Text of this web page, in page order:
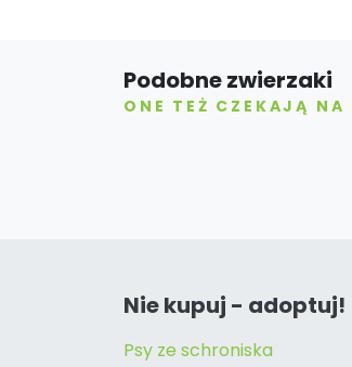
Podobne zwierzaki
ONE TEŻ CZEKAJĄ NA
Nie kupuj - adoptuj!
Psy ze schroniska